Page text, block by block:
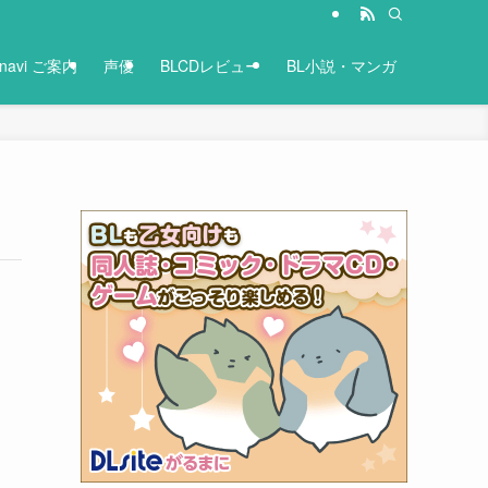
ご案内 声優 BLCDレビュー BL小説・マンガ